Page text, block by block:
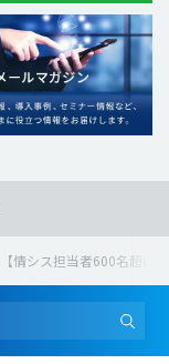
【情シス担当者600名超に